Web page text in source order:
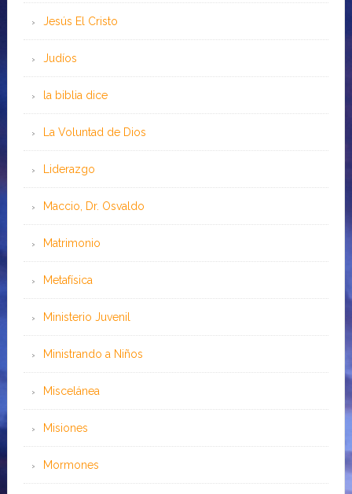
Jesús El Cristo
Judíos
la biblia dice
La Voluntad de Dios
Liderazgo
Maccio, Dr. Osvaldo
Matrimonio
Metafísica
Ministerio Juvenil
Ministrando a Niños
Miscelánea
Misiones
Mormones